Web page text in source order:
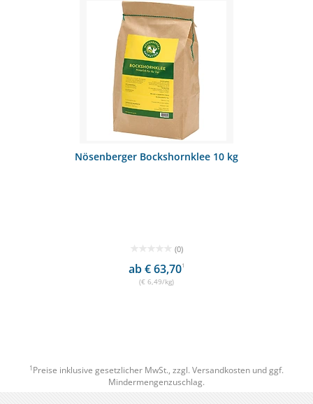
Nösenberger Bockshornklee 10 kg
(0)
ab € 63,701
(€ 6,49/kg)
1 Preise inklusive gesetzlicher MwSt., zzgl. Versandkosten und ggf.
Mindermengenzuschlag.